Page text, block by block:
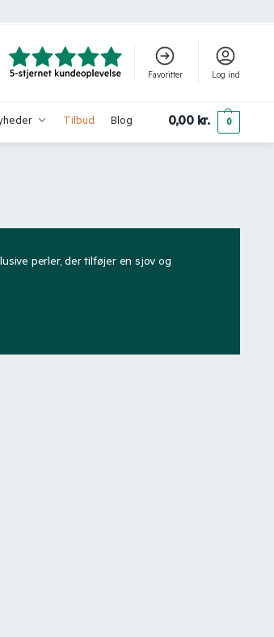
Favoritter Log ind
Tilbud Blog 0,00 kr. 0
perler, der tilføjer en sjov og